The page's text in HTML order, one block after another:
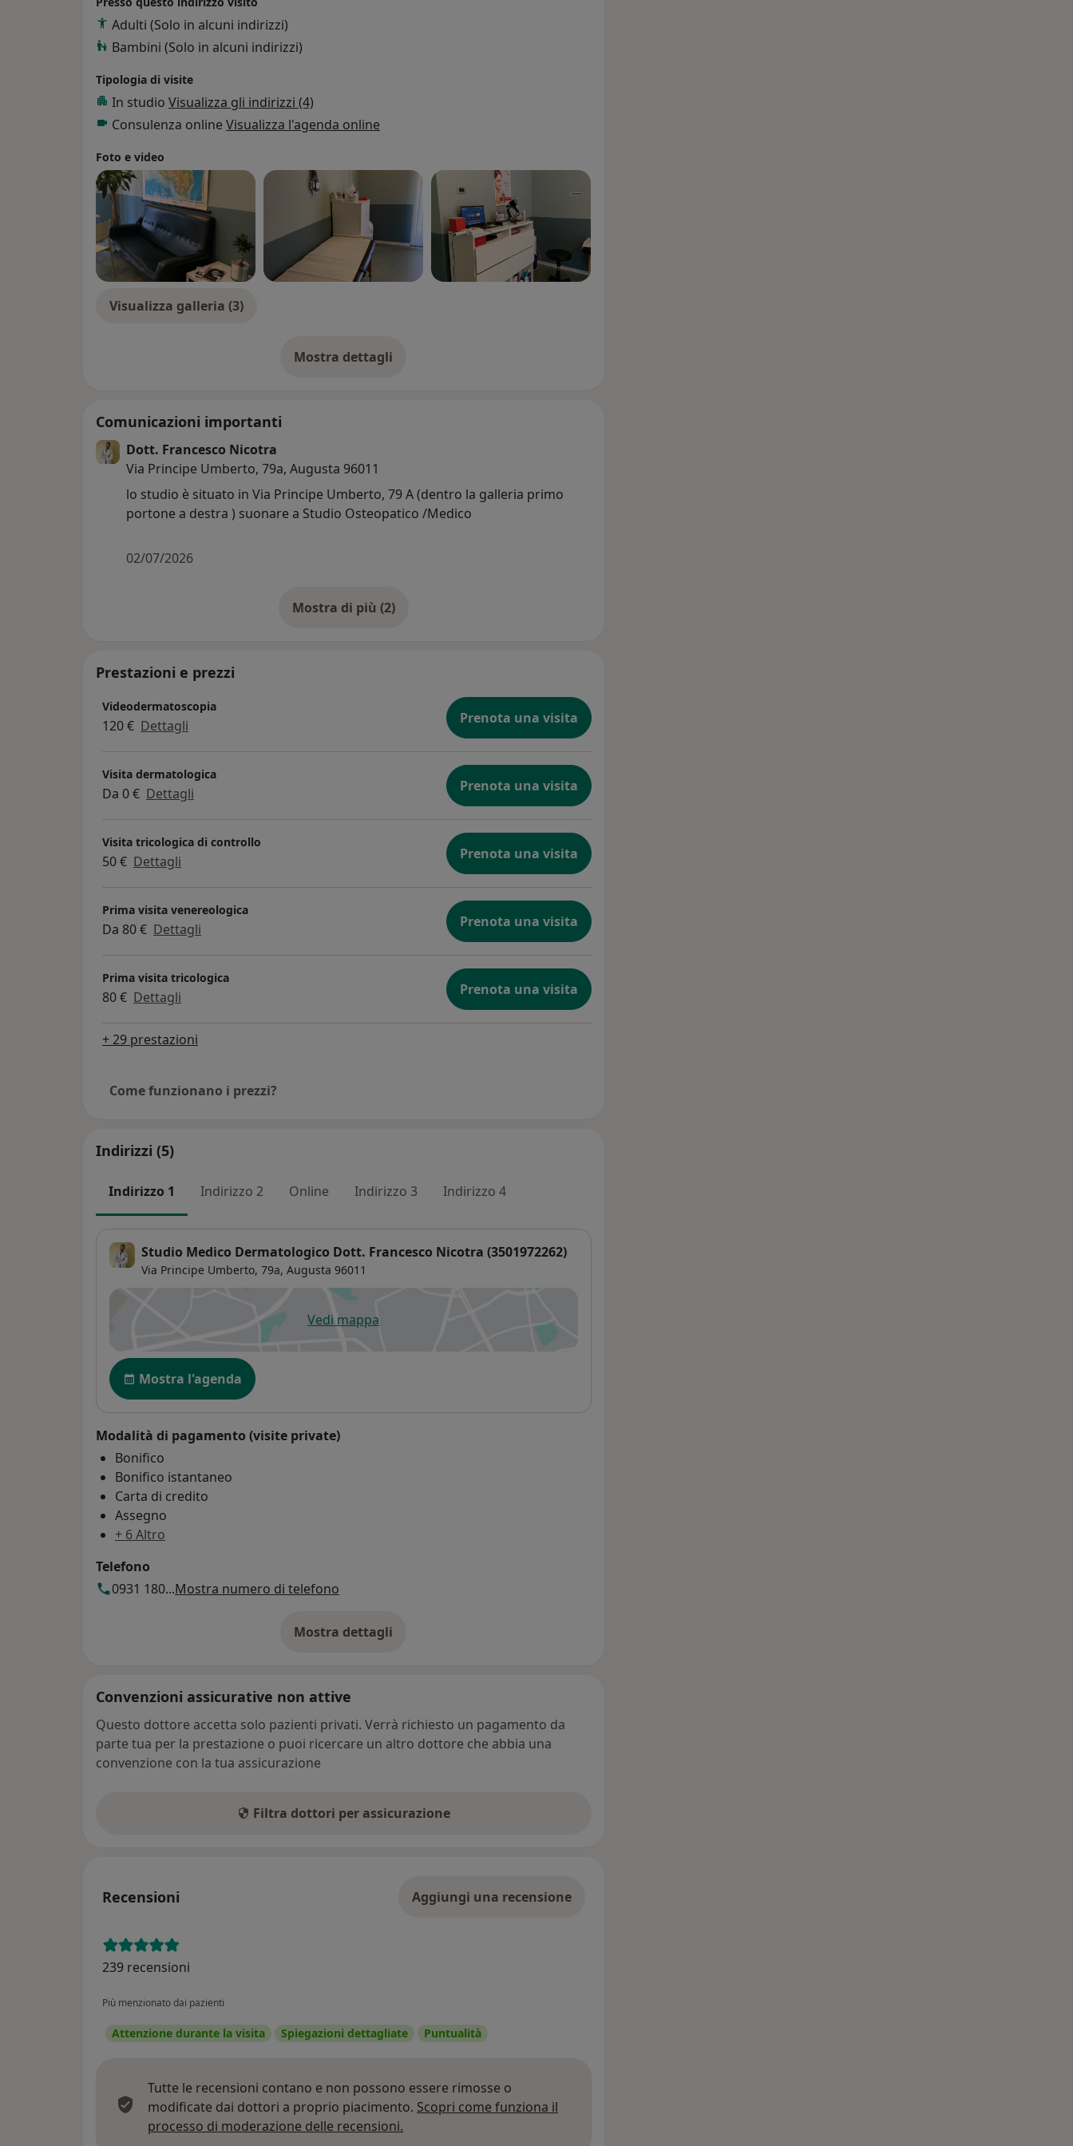
Adulti (Solo in alcuni indirizzi)
Bambini (Solo in alcuni indirizzi)
Tipologia di visite
In studio Visualizza gli indirizzi (4)
Consulenza online Visualizza l'agenda online
Foto e video
Visualizza galleria (3)
Mostra dettagli
sull'esperienza
Comunicazioni importanti
Dott. Francesco Nicotra
Via Principe Umberto, 79a, Augusta 96011
lo studio è situato in Via Principe Umberto, 79 A (dentro la galleria primo
portone a destra ) suonare a Studio Osteopatico /Medico
02/07/2026
Mostra di più (2)
Prestazioni e prezzi
Videodermatoscopia
120 € Dettagli Prenota una visita
Visita dermatologica
Da 0 € Dettagli Prenota una visita
Visita tricologica di controllo
50 € Dettagli Prenota una visita
Prima visita venereologica
Da 80 € Dettagli Prenota una visita
Prima visita tricologica
80 € Dettagli Prenota una visita
+ 29 prestazioni
Come funzionano i prezzi?
Indirizzi (5)
Indirizzo 1 Indirizzo 2 Online Indirizzo 3 Indirizzo 4
Studio Medico Dermatologico Dott. Francesco Nicotra (3501972262)
Via Principe Umberto, 79a, Augusta 96011
Vedi mappasi apre in una nuova scheda
Disponibilità
Mostra l'agenda
Modalità di pagamento (visite private)
Bonifico
Bonifico istantaneo
Carta di credito
Assegno
+ 6 Altro
Telefono
0931 180...Mostra numero di telefono
Mostra dettagli
sull'indirizzo
Convenzioni assicurative non attive
Questo dottore accetta solo pazienti privati. Verrà richiesto un pagamento da
parte tua per la prestazione o puoi ricercare un altro dottore che abbia una
convenzione con la tua assicurazione
Filtra dottori per assicurazione
Recensioni Aggiungi una recensione
239 recensioni
Più menzionato dai pazienti
Attenzione durante la visita Spiegazioni dettagliate Puntualità
Tutte le recensioni contano e non possono essere rimosse o
modificate dai dottori a proprio piacimento. Scopri come funziona il
processo di moderazione delle recensioni.